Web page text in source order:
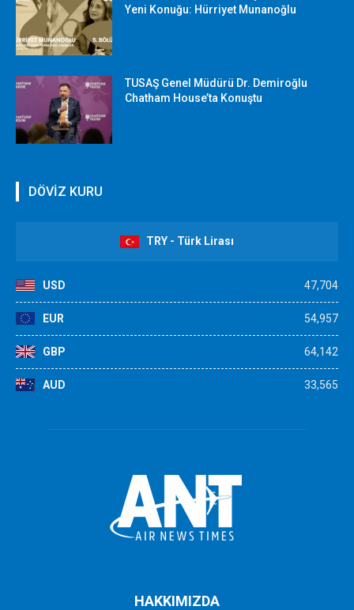
Yeni Konuğu: Hürriyet Munanoğlu
TUSAŞ Genel Müdürü Dr. Demiroğlu
Chatham House’ta Konuştu
DÖVİZ KURU
TRY - Türk Lirası
USD 47,704
EUR 54,957
GBP 64,142
AUD 33,565
HAKKIMIZDA